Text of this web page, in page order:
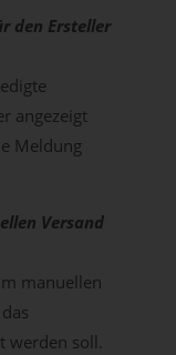
den Ersteller
angezeigt
Meldung
Versand
manuellen
werden soll.